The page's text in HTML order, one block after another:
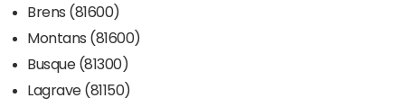
Brens (81600)
Montans (81600)
Busque (81300)
Lagrave (81150)